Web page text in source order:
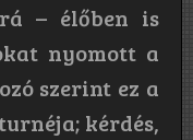
– élőben is
nyomott a
szerint ez a
kérdés,